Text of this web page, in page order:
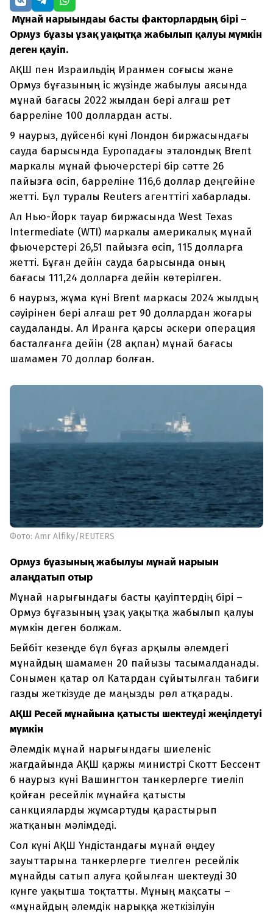
Мұнай нарығындағы басты факторлардың бірі –
Ормуз бұғазы ұзақ уақытқа жабылып қалуы мүмкін
деген қауіп.
АҚШ пен Израильдің Иранмен соғысы және
Ормуз бұғазының іс жүзінде жабылуы аясында
мұнай бағасы 2022 жылдан бері алғаш рет
барреліне 100 доллардан асты.
9 наурыз, дүйсенбі күні Лондон биржасындағы
сауда барысында Еуропадағы эталондық Brent
маркалы мұнай фьючерстері бір сәтте 26
пайызға өсіп, барреліне 116,6 доллар деңгейіне
жетті. Бұл туралы Reuters агенттігі хабарлады.
Ал Нью-Йорк тауар биржасында West Texas
Intermediate (WTI) маркалы америкалық мұнай
фьючерстері 26,51 пайызға өсіп, 115 долларға
жетті. Бұған дейін сауда барысында оның
бағасы 111,24 долларға дейін көтерілген.
6 наурыз, жұма күні Brent маркасы 2024 жылдың
сәуірінен бері алғаш рет 90 доллардан жоғары
саудаланды. Ал Иранға қарсы әскери операция
басталғанға дейін (28 ақпан) мұнай бағасы
шамамен 70 доллар болған.
Фото: Amr Alfiky/REUTERS
Ормуз бұғазының жабылуы мұнай нарығын
алаңдатып отыр
Мұнай нарығындағы басты қауіптердің бірі –
Ормуз бұғазының ұзақ уақытқа жабылып қалуы
мүмкін деген болжам.
Бейбіт кезеңде бұл бұғаз арқылы әлемдегі
мұнайдың шамамен 20 пайызы тасымалданады.
Сонымен қатар ол Катардан сұйытылған табиғи
газды жеткізуде де маңызды рөл атқарады.
АҚШ Ресей мұнайына қатысты шектеуді жеңілдетуі
мүмкін
Әлемдік мұнай нарығындағы шиеленіс
жағдайында АҚШ қаржы министрі Скотт Бессент
6 наурыз күні Вашингтон танкерлерге тиеліп
қойған ресейлік мұнайға қатысты
санкцияларды жұмсартуды қарастырып
жатқанын мәлімдеді.
Сол күні АҚШ Үндістандағы мұнай өңдеу
зауыттарына танкерлерге тиелген ресейлік
мұнайды сатып алуға қойылған шектеуді 30
күнге уақытша тоқтатты. Мұның мақсаты –
«мұнайдың әлемдік нарыққа жеткізілуін